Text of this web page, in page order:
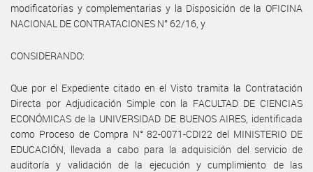
modificatorias y complementarias y la Disposición de la OFICINA
NACIONAL DE CONTRATACIONES N° 62/16, y
CONSIDERANDO:
Que por el Expediente citado en el Visto tramita la Contratación
Directa por Adjudicación Simple con la FACULTAD DE CIENCIAS
ECONÓMICAS de la UNIVERSIDAD DE BUENOS AIRES, identificada
como Proceso de Compra N° 82-0071-CDI22 del MINISTERIO DE
EDUCACIÓN, llevada a cabo para la adquisición del servicio de
auditoría y validación de la ejecución y cumplimiento de las